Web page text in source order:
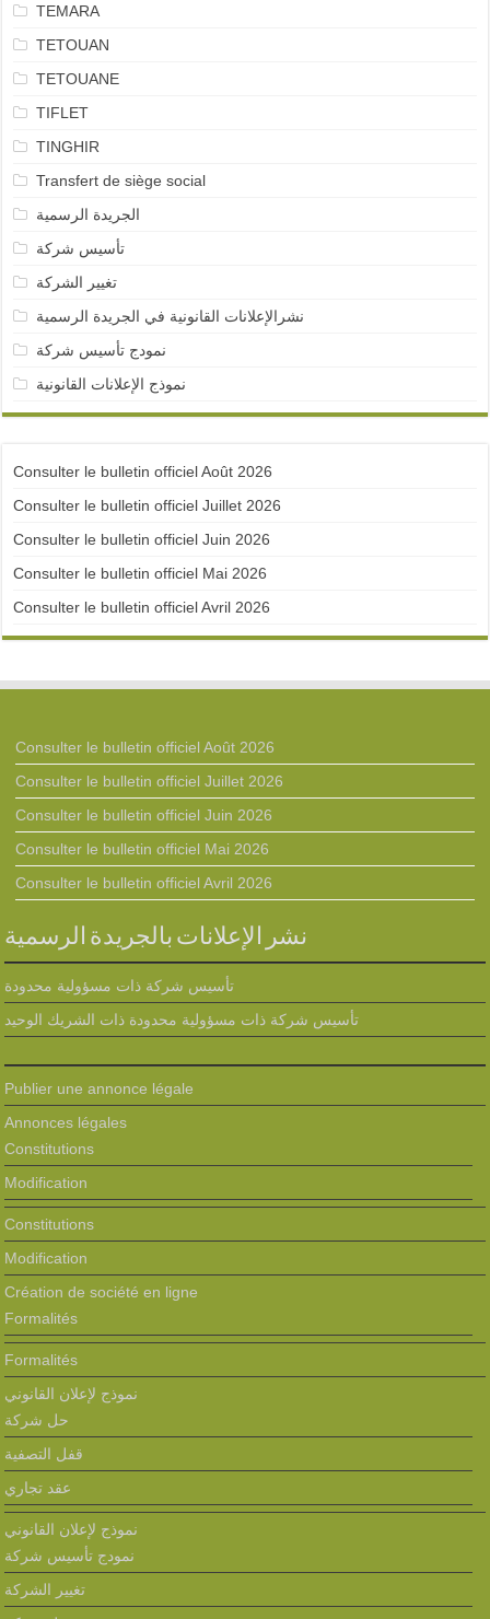
TEMARA
TETOUAN
TETOUANE
TIFLET
TINGHIR
Transfert de siège social
الجريدة الرسمية
تأسيس شركة
تغيير الشركة
نشرالإعلانات القانونية في الجريدة الرسمية
نمودج تأسيس شركة
نموذج الإعلانات القانونية
Consulter le bulletin officiel Août 2026
Consulter le bulletin officiel Juillet 2026
Consulter le bulletin officiel Juin 2026
Consulter le bulletin officiel Mai 2026
Consulter le bulletin officiel Avril 2026
Consulter le bulletin officiel Août 2026
Consulter le bulletin officiel Juillet 2026
Consulter le bulletin officiel Juin 2026
Consulter le bulletin officiel Mai 2026
Consulter le bulletin officiel Avril 2026
نشر الإعلانات بالجريدة الرسمية
تأسيس شركة ذات مسؤولية محدودة
تأسيس شركة ذات مسؤولية محدودة ذات الشريك الوحيد
Publier une annonce légale
Annonces légales
Constitutions
Modification
Constitutions
Modification
Création de société en ligne
Formalités
Formalités
نموذج لإعلان القانوني
حل شركة
قفل التصفية
عقد تجاري
نموذج لإعلان القانوني
نمودج تأسيس شركة
تغيير الشركة